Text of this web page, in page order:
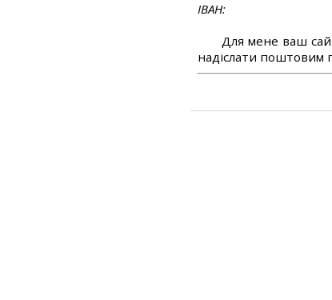
ІВАН
Для мене ваш
надіслати поштовим